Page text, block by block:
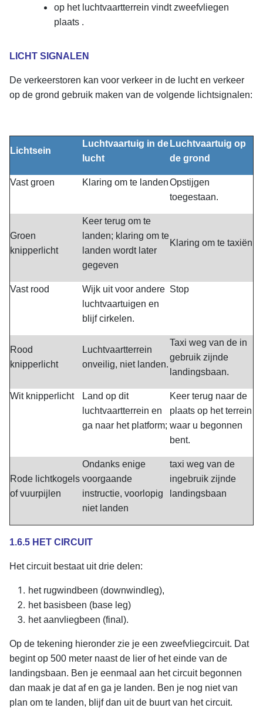
op het luchtvaartterrein vindt zweefvliegen
plaats .
LICHT SIGNALEN
De verkeerstoren kan voor verkeer in de lucht en verkeer
op de grond gebruik maken van de volgende lichtsignalen:
Lichtsein
Luchtvaartuig in de
lucht
Luchtvaartuig op
de grond
Vast groen Klaring om te landenOpstijgen
toegestaan.
Groen
knipperlicht
Keer terug om te
landen; klaring om te
landen wordt later
gegeven
Klaring om te taxiën
Vast rood
Wijk uit voor andere
luchtvaartuigen en
blijf cirkelen.
Stop
Rood
knipperlicht
Luchtvaartterrein
onveilig, niet landen.
Taxi weg van de in
gebruik zijnde
landingsbaan.
Wit knipperlicht
Land op dit
luchtvaartterrein en
ga naar het platform;
Keer terug naar de
plaats op het terrein
waar u begonnen
bent.
Rode lichtkogels
of vuurpijlen
Ondanks enige
voorgaande
instructie, voorlopig
niet landen
taxi weg van de
ingebruik zijnde
landingsbaan
1.6.5 HET CIRCUIT
Het circuit bestaat uit drie delen:
het rugwindbeen (downwindleg),
het basisbeen (base leg)
het aanvliegbeen (final).
Op de tekening hieronder zie je een zweefvliegcircuit. Dat
begint op 500 meter naast de lier of het einde van de
landingsbaan. Ben je eenmaal aan het circuit begonnen
dan maak je dat af en ga je landen. Ben je nog niet van
plan om te landen, blijf dan uit de buurt van het circuit.